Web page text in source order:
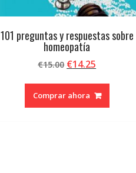
101 preguntas y respuestas sobre
homeopatía
€15.00 El
original
era:
€14.25
actual
es:
Comprar ahora